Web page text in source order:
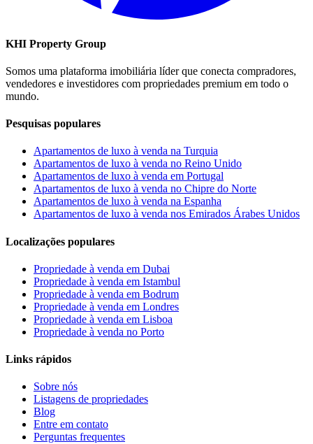
KHI Property Group
Somos uma plataforma imobiliária líder que conecta compradores,
vendedores e investidores com propriedades premium em todo o
mundo.
Pesquisas populares
Apartamentos de luxo à venda na Turquia
Apartamentos de luxo à venda no Reino Unido
Apartamentos de luxo à venda em Portugal
Apartamentos de luxo à venda no Chipre do Norte
Apartamentos de luxo à venda na Espanha
Apartamentos de luxo à venda nos Emirados Árabes Unidos
Localizações populares
Propriedade à venda em Dubai
Propriedade à venda em Istambul
Propriedade à venda em Bodrum
Propriedade à venda em Londres
Propriedade à venda em Lisboa
Propriedade à venda no Porto
Links rápidos
Sobre nós
Listagens de propriedades
Blog
Entre em contato
Perguntas frequentes